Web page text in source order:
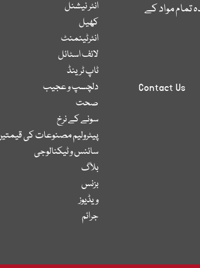
مواد کے
Contact Us
انٹر نیشنل
کھیل
انٹرٹینمنٹ
لائف اسٹائل
ٹاپ ٹرینڈ
دلچسپ و عجیب
صحت
سونے کے نرخ
پیٹرولیم مصنوعات کی
سائنس و ٹیکنالوجی
بلاگ
بزنس
ویڈیوز
جرائم